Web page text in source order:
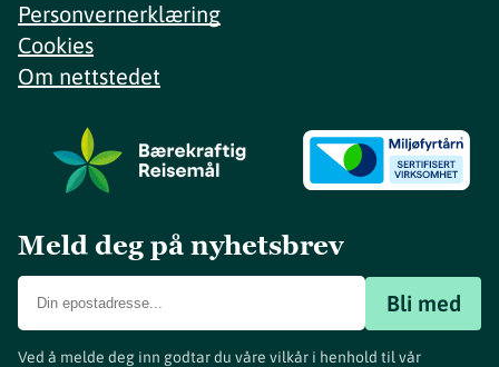
Personvernerklæring
Cookies
Om nettstedet
Meld deg på nyhetsbrev
Bli med
Ved å melde deg inn godtar du våre vilkår i henhold til vår